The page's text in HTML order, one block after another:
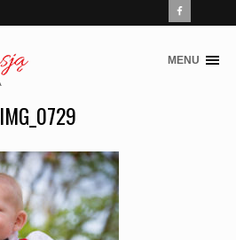
MENU
IMG_0729